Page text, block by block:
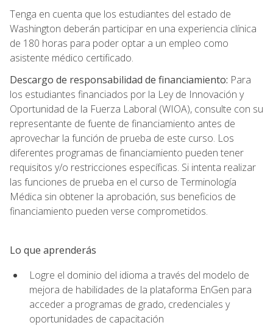
Tenga en cuenta que los estudiantes del estado de
Washington deberán participar en una experiencia clínica
de 180 horas para poder optar a un empleo como
asistente médico certificado.
Descargo de responsabilidad de financiamiento: Para
los estudiantes financiados por la Ley de Innovación y
Oportunidad de la Fuerza Laboral (WIOA), consulte con su
representante de fuente de financiamiento antes de
aprovechar la función de prueba de este curso. Los
diferentes programas de financiamiento pueden tener
requisitos y/o restricciones específicas. Si intenta realizar
las funciones de prueba en el curso de Terminología
Médica sin obtener la aprobación, sus beneficios de
financiamiento pueden verse comprometidos.
Lo que aprenderás
Logre el dominio del idioma a través del modelo de
mejora de habilidades de la plataforma EnGen para
acceder a programas de grado, credenciales y
oportunidades de capacitación